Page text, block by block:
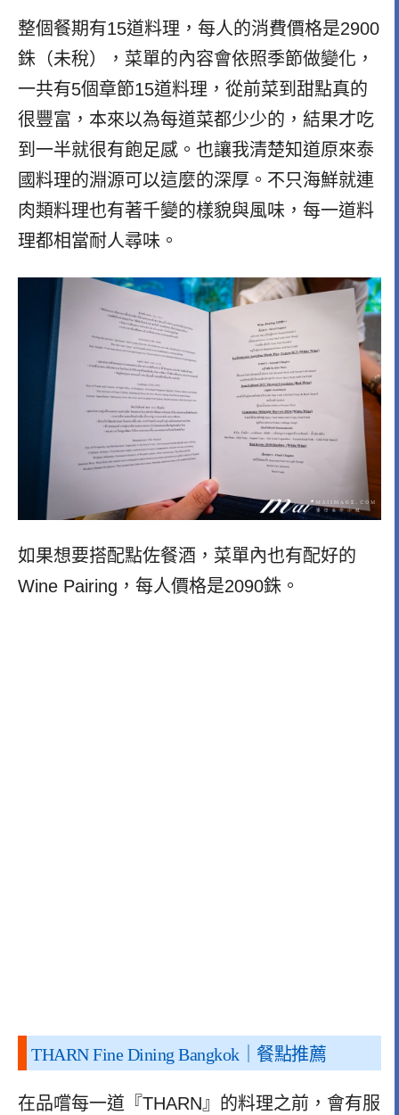
整個餐期有15道料理，每人的消費價格是2900
銖（未稅），菜單的內容會依照季節做變化，
一共有5個章節15道料理，從前菜到甜點真的
很豐富，本來以為每道菜都少少的，結果才吃
到一半就很有飽足感。也讓我清楚知道原來泰
國料理的淵源可以這麼的深厚。不只海鮮就連
肉類料理也有著千變的樣貌與風味，每一道料
理都相當耐人尋味。
如果想要搭配點佐餐酒，菜單內也有配好的
Wine Pairing，每人價格是2090銖。
THARN Fine Dining Bangkok｜餐點推薦
在品嚐每一道『THARN』 的料理之前，會有服